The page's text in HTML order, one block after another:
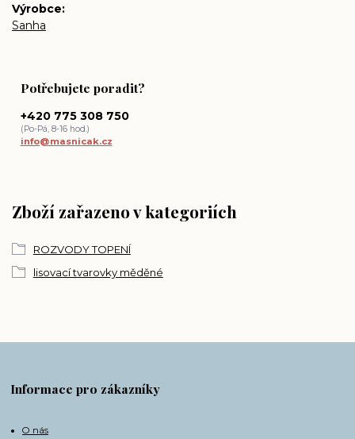
Výrobce
Sanha
Zboží zařazeno v kategoriích
ROZVODY TOPENÍ
lisovací tvarovky měděné
Potřebujete poradit?
+420 775 308 750
(Po-Pá, 8-16 hod.)
info@masnicak.cz
Informace pro zákazníky
O nás